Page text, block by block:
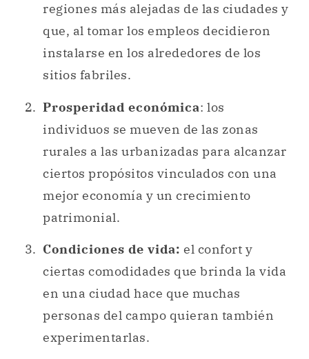
regiones más alejadas de las ciudades y
que, al tomar los empleos decidieron
instalarse en los alrededores de los
sitios fabriles.
Prosperidad económica: los
individuos se mueven de las zonas
rurales a las urbanizadas para alcanzar
ciertos propósitos vinculados con una
mejor economía y un crecimiento
patrimonial.
Condiciones de vida: el confort y
ciertas comodidades que brinda la vida
en una ciudad hace que muchas
personas del campo quieran también
experimentarlas.